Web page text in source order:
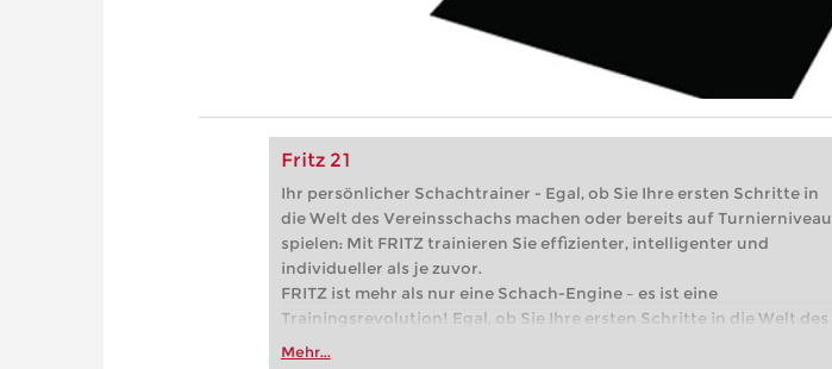
Fritz 21
Ihr persönlicher Schachtrainer - Egal, ob Sie Ihre ersten Schritte in
die Welt des Vereinsschachs machen oder bereits auf Turnierniveau
spielen: Mit FRITZ trainieren Sie effizienter, intelligenter und
individueller als je zuvor.
FRITZ ist mehr als nur eine Schach-Engine – es ist eine
Trainingsrevolution! Egal, ob Sie Ihre ersten Schritte in die Welt des
Vereinsschachs machen oder bereits auf Turnierniveau spielen: Mit
Mehr...